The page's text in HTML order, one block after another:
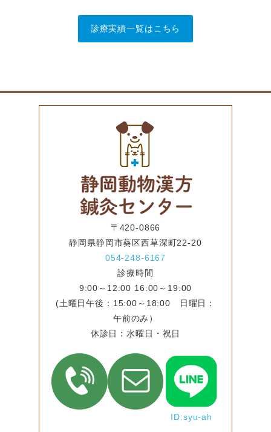
診療実績一覧はこちら
〒420-0866
静岡県静岡市葵区西草深町22-20
054-248-6167
診療時間
9:00～12:00 16:00～19:00
(土曜日午後：15:00～18:00 日曜日：
午前のみ）
休診日：水曜日・祝日
ID:syu-ah